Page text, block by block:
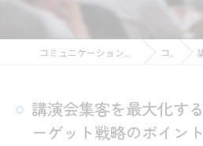
コラム
講演会集客を最大化す
ーゲット戦略のポイント